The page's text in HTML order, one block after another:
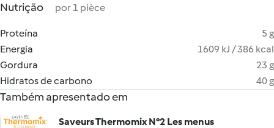
Nutrição por 1 pièce
Proteína
5 g
Energia
1609 kJ / 386 kcal
Gordura
23 g
Hidratos de carbono
40 g
Também apresentado em
Saveurs Thermomix N°2 Les menus